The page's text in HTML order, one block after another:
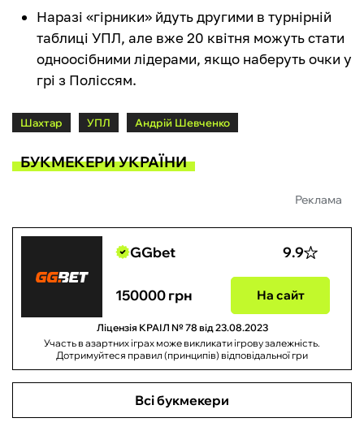
Наразі «гірники» йдуть другими в турнірній
таблиці УПЛ, але вже 20 квітня можуть стати
одноосібними лідерами, якщо наберуть очки у
грі з Поліссям.
Шахтар УПЛ Андрій Шевченко
БУКМЕКЕРИ УКРАЇНИ
Реклама
GGbet 9.9
150000 грн На сайт
Ліцензія КРАІЛ № 78 від 23.08.2023
Участь в азартних іграх може викликати ігрову залежність.
Дотримуйтеся правил (принципів) відповідальної гри
Всі букмекери